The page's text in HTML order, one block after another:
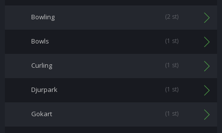
Bowling (2 st)
Bowls (1 st)
Curling (1 st)
Djurpark (1 st)
Gokart (1 st)